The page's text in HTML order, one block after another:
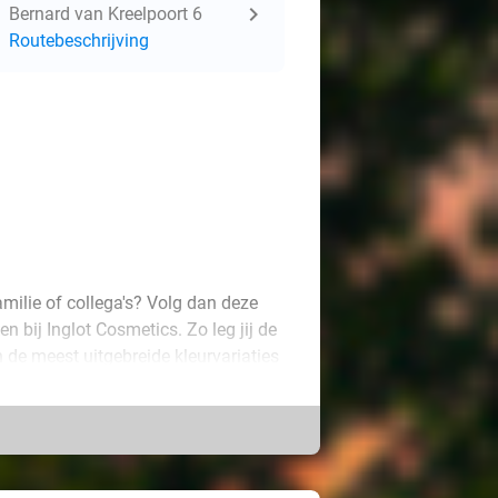
Bernard van Kreelpoort 6
Routebeschrijving
of collega's? Volg dan deze
bij Inglot Cosmetics. Zo leg jij de
meest uitgebreide kleurvariaties
geliefd zijn en veel worden
ervaren professional leer je alle